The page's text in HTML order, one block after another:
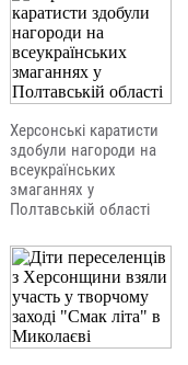
Херсонські каратисти
здобули нагороди на
всеукраїнських
змаганнях у
Полтавській області